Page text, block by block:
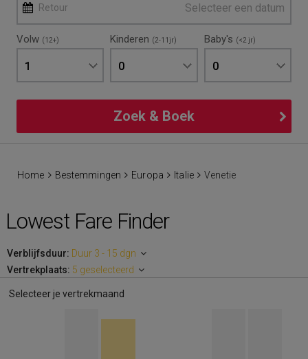
Retour Selecteer een datum
Volw (12+)
1
Kinderen (2-11jr)
0
Baby's (<2 jr)
0
Zoek & Boek
Home Bestemmingen Europa Italie Venetie
Lowest Fare Finder
Verblijfsduur: Duur 3 - 15 dgn
Vertrekplaats: 5 geselecteerd
Selecteer je vertrekmaand